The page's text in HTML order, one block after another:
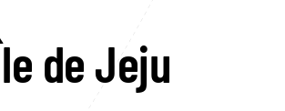
de Jeju